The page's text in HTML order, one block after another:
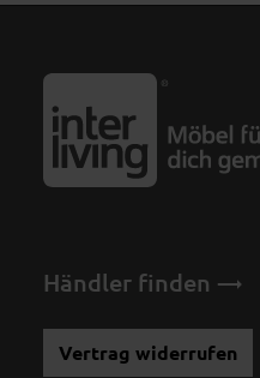
Händler finden
Vertrag widerrufen